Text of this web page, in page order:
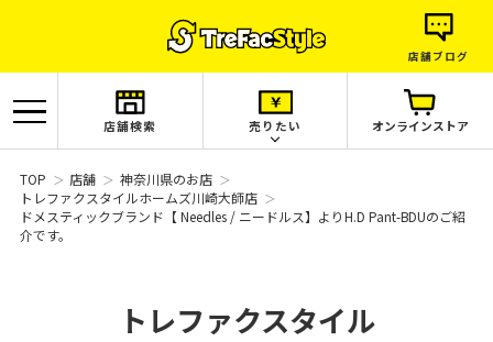
店舗ブログ
店舗検索 売りたい オンラインストア
TOP 店舗
神奈川県のお店
トレファクスタイルホームズ川崎大師店
ドメスティックブランド【 Needles / ニードルス】よりH.D Pant-BDUのご紹
介です。
トレファクスタイル